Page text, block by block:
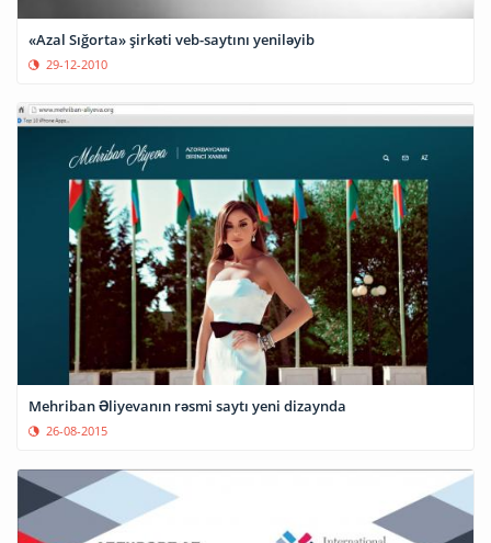
«Azal Sığorta» şirkəti veb-saytını yeniləyib
29-12-2010
Mehriban Əliyevanın rəsmi saytı yeni dizaynda
26-08-2015